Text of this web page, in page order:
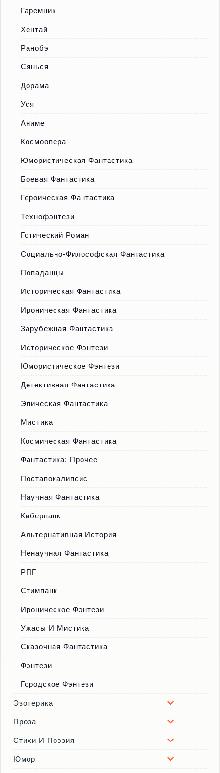
Гаремник
Хентай
Ранобэ
Сянься
Дорама
Уся
Аниме
Космоопера
Юмористическая Фантастика
Боевая Фантастика
Героическая Фантастика
Технофэнтези
Готический Роман
Социально-Философская Фантастика
Попаданцы
Историческая Фантастика
Ироническая Фантастика
Зарубежная Фантастика
Историческое Фэнтези
Юмористическое Фэнтези
Детективная Фантастика
Эпическая Фантастика
Мистика
Космическая Фантастика
Фантастика: Прочее
Постапокалипсис
Научная Фантастика
Киберпанк
Альтернативная История
Ненаучная Фантастика
РПГ
Стимпанк
Ироническое Фэнтези
Ужасы И Мистика
Сказочная Фантастика
Фэнтези
Городское Фэнтези
Эзотерика
Проза
Стихи И Поэзия
Юмор